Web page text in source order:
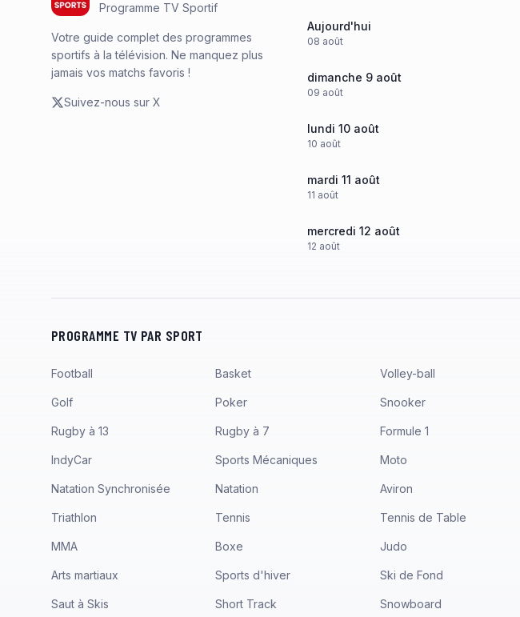
Programme TV Sportif
Votre guide complet des programmes
sportifs à la télévision. Ne manquez plus
jamais vos matchs favoris !
Suivez-nous sur X
Aujourd'hui
08 août
dimanche 9 août
09 août
lundi 10 août
10 août
mardi 11 août
11 août
mercredi 12 août
12 août
PROGRAMME TV PAR SPORT
Football Basket Volley-ball
Golf Poker Snooker
Rugby à 13 Rugby à 7 Formule 1
IndyCar Sports Mécaniques Moto
Natation Synchronisée Natation Aviron
Triathlon Tennis Tennis de Table
MMA Boxe Judo
Arts martiaux Sports d'hiver Ski de Fond
Saut à Skis Short Track Snowboard